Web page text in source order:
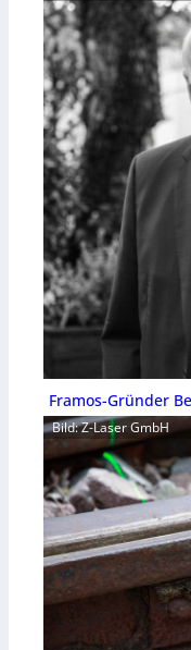
Framos-Gründer
Bild: Z-Laser GmbH